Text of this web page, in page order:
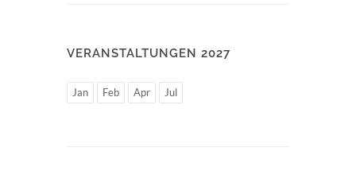
VERANSTALTUNGEN 2027
Jan Feb Apr Jul